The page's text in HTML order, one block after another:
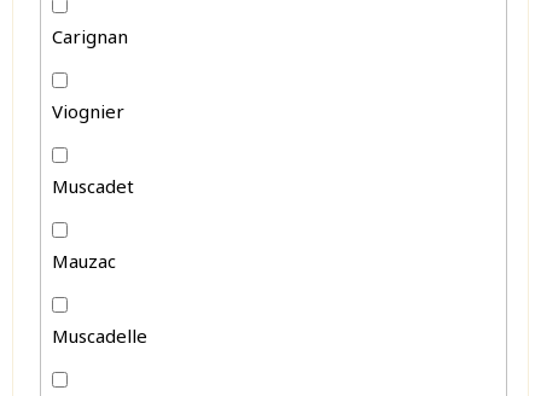
Carignan
Viognier
Muscadet
Mauzac
Muscadelle